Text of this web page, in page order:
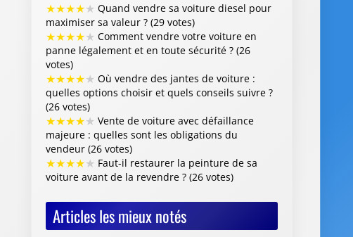
★★★★★ Quand vendre sa voiture diesel pour
maximiser sa valeur ? (29 votes)
★★★★★ Comment vendre votre voiture en
panne légalement et en toute sécurité ? (26
votes)
★★★★★ Où vendre des jantes de voiture :
quelles options choisir et quels conseils suivre ?
(26 votes)
★★★★★ Vente de voiture avec défaillance
majeure : quelles sont les obligations du
vendeur (26 votes)
★★★★★ Faut-il restaurer la peinture de sa
voiture avant de la revendre ? (26 votes)
Articles les mieux notés